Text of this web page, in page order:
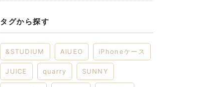
タグから探す
&STUDIUM AIUEO iPhoneケース
JUICE quarry SUNNY